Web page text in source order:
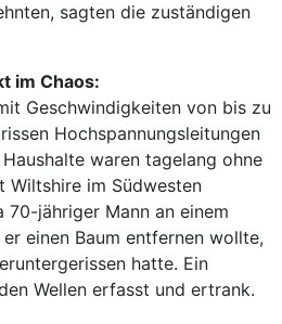
sagten die zuständigen
im Chaos:
Geschwindigkeiten von bis zu
Hochspannungsleitungen
waren tagelang ohne
Wiltshire im Südwesten
70-jähriger Mann an einem
einen Baum entfernen wollte,
hatte. Ein
Wellen erfasst und ertrank.